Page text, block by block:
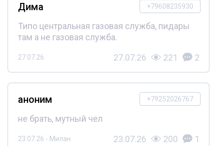
+79608235930
Дима
Типо центральная газовая служба, пидары
там а не газовая служба.
27.07.26 27.07.26 221 2
+79252026767
аноним
не брать, мутный чел
23.07.26 - Милан 23.07.26 200 1